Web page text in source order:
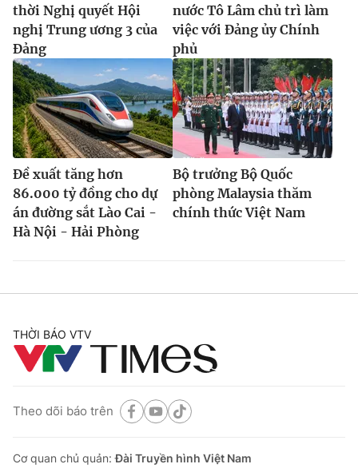
thời Nghị quyết Hội
nghị Trung ương 3 của
Đảng
nước Tô Lâm chủ trì làm
việc với Đảng ủy Chính
phủ
Đề xuất tăng hơn
86.000 tỷ đồng cho dự
án đường sắt Lào Cai -
Hà Nội - Hải Phòng
Bộ trưởng Bộ Quốc
phòng Malaysia thăm
chính thức Việt Nam
THỜI BÁO VTV
Theo dõi báo trên
Cơ quan chủ quản:Đài Truyền hình Việt Nam